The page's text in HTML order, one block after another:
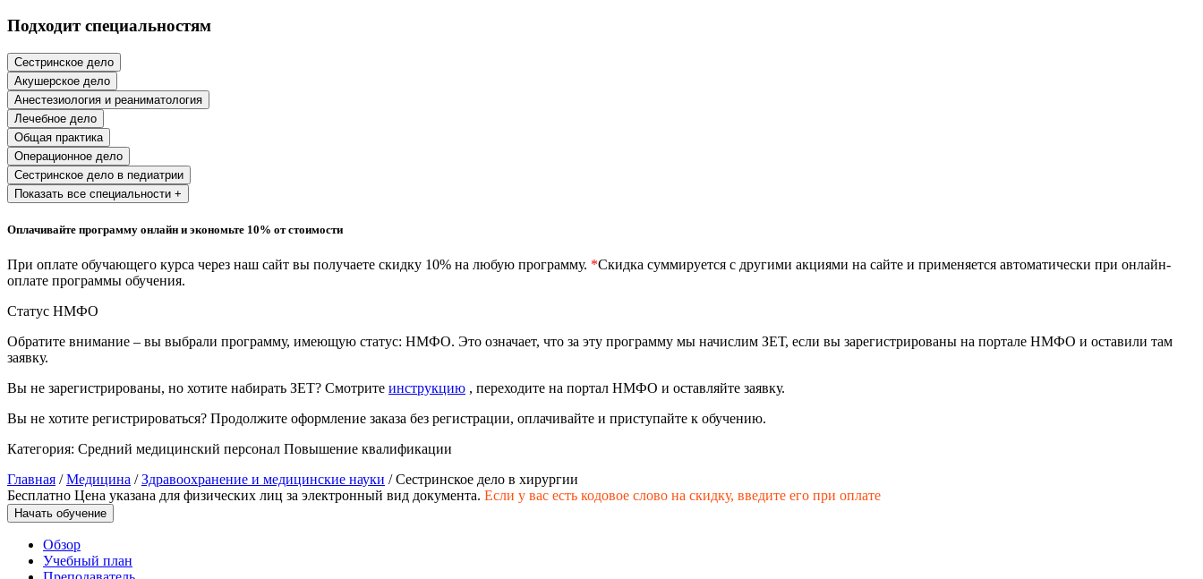
История и археология
Техносферная безопасность и ОТ
природообустройство
Экологическая безопасность в
Безопасность труда
Экономика и управление
Подходит специальностям
Сестринское дело
Акушерское дело
Анестезиология и реаниматология
Лечебное дело
Общая практика
Операционное дело
Сестринское дело в педиатрии
Показать все специальности +
Оплачивайте программу онлайн и экономьте 10% от стоимости
При оплате обучающего курса через наш сайт вы получаете скидку 10% на любую программу. *Скидка суммируется с другими акциями на сайте и применяется автоматически при онлайн-
оплате программы обучения.
Статус НМФО
Обратите внимание – вы выбрали программу, имеющую статус: НМФО. Это означает, что за эту программу мы начислим ЗЕТ, если вы зарегистрированы на портале НМФО и оставили там
заявку.
Вы не зарегистрированы, но хотите набирать ЗЕТ? Смотрите инструкцию , переходите на портал НМФО и оставляйте заявку.
Вы не хотите регистрироваться? Продолжите оформление заказа без регистрации, оплачивайте и приступайте к обучению.
Категория: Средний медицинский персонал Повышение квалификации
Главная /Медицина /Здравоохранение и медицинские науки / Сестринское дело в хирургии
Бесплатно Цена указана для физических лиц за электронный вид документа. Если у вас есть кодовое слово на скидку, введите его при оплате
Начать обучение
Обзор
Учебный план